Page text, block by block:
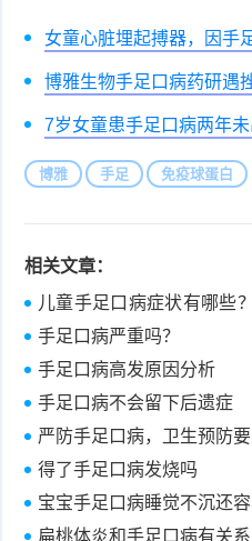
女童心脏埋起搏器，因手
博雅生物手足口病药研遇
7岁女童患手足口病两年
博雅 手足 免疫球蛋白
相关文章：
儿童手足口病症状有哪些
宝宝？
手足口病严重吗？
手足口病高发原因分析
手足口病不会留下后遗症
严防手足口病，卫生预防
得了手足口病发烧吗
宝宝手足口病睡觉不沉还
扁桃体炎和手足口病有关